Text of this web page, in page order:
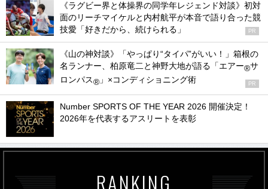
《ラグビー界と体操界の同学年レジェンド対談》初対
面のリーチマイケルと内村航平が本音で語り合った競
技愛「好きだから、続けられる」
PR
《山の神対談》「やっぱり“タイパ”がいい！」箱根の
名ランナー、柏原竜二と神野大地が語る「エアー®サ
ロンパス® 」×コンディショニング術 PR
Number SPORTS OF THE YEAR 2026 開催決定！
2026年を代表するアスリートを表彰
RANKING